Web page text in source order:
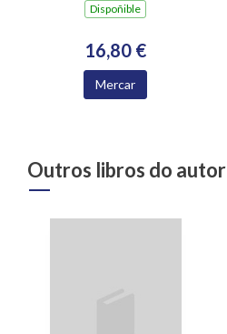
Dispoñible
16,80 €
Mercar
Outros libros do autor